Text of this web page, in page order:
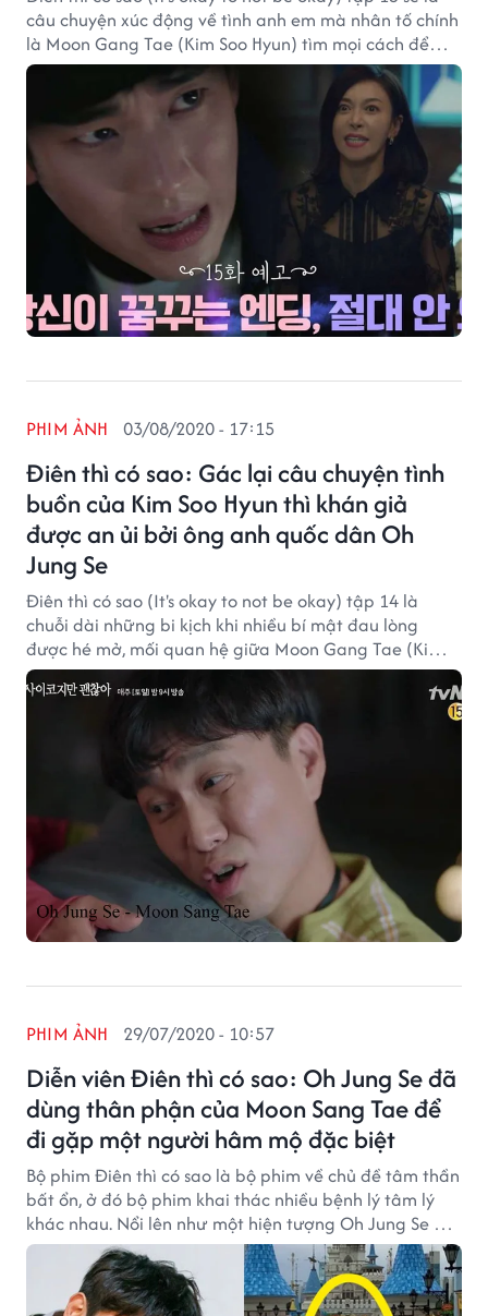
câu chuyện xúc động về tình anh em mà nhân tố chính
là Moon Gang Tae (Kim Soo Hyun) tìm mọi cách để
bảo vệ anh trai mình và người yêu Moon Young (Seo
Ye Ji) trước sự uy hiếp của y tá trưởng Park Haeng Ja
(Jang Joung Nam).
Điên thì có sao: Gác lại câu chuyện tình
buồn của Kim Soo Hyun thì khán giả
được an ủi bởi ông anh quốc dân Oh
Jung Se
PHIM ẢNH 03/08/2020 - 17:15
Điên thì có sao (It's okay to not be okay) tập 14 là
chuỗi dài những bi kịch khi nhiều bí mật đau lòng
được hé mở, mối quan hệ giữa Moon Gang Tae (Kim
Soo Hyun) và Ko Moon Young (Seo Ye Ji) ngày càng rạn
nứt, nỗi day dứt về thủ phạm cái chết của mẹ Gang
Tae lại chính là mẹ mình khiến Moon Young mặc cảm
và đẩy xua đuổi tình cảm mà Gang Tae dành cho cô.
Gác lại câu chuyện tình buồn điểm sáng của tập 14 là
Moon Sang Tae (Oh Jung Se) người đàn anh tự kỷ đã
cứu một tập phim buồn bã.
Diễn viên Điên thì có sao: Oh Jung Se đã
dùng thân phận của Moon Sang Tae để
đi gặp một người hâm mộ đặc biệt
PHIM ẢNH 29/07/2020 - 10:57
Bộ phim Điên thì có sao là bộ phim về chủ đề tâm thần
bất ổn, ở đó bộ phim khai thác nhiều bệnh lý tâm lý
khác nhau. Nổi lên như một hiện tượng Oh Jung Se giữ
vai trò là một người anh trai tự kỷ Sang Tae, điều thú
vị là mới đây anh đã dùng thân phận Sang Tae ở
ngoài đời để đi gặp một người đặc biệt